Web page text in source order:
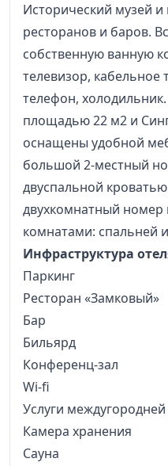
Исторический музей
ресторанов и баров.
собственную ванную
телевизор, кабельное
телефон,
площадью 22 м2 и
оснащены удобной
большой 2-местный
двуспальной
двухкомнатный
комнатами: спальней
Инфраструктура
Паркинг
Ресторан «Замковый»
Бар
Бильярд
Конференц-зал
Wi-fi
Услуги междугородней
Камера хранения
Сауна